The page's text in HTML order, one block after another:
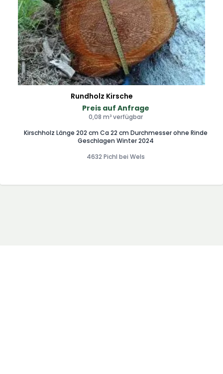
Rundholz Kirsche
Preis auf Anfrage
0,08 m³ verfügbar
Kirschholz Länge 202 cm Ca 22 cm Durchmesser ohne Rinde
Geschlagen Winter 2024
4632 Pichl bei Wels